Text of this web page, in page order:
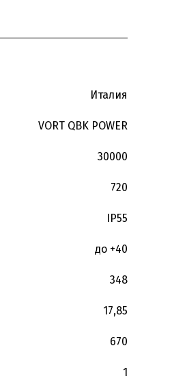
Италия
VORT QBK POWER
30000
720
IP55
до +40
348
17,85
670
1